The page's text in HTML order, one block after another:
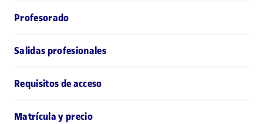
Profesorado
Salidas profesionales
Requisitos de acceso
Matrícula y precio